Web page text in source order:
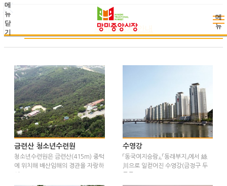
메
뉴
메
뉴
닫
기
주변관광지 안내
금련산 청소년수련원
청소년수련원은 금련산(415m) 중턱
에 위치해 배산임해의 경관을 자랑하
수영강
「동국여지승람」,「동래부지」에서 絲
川으로 일컫어진 수영강(금정구 두